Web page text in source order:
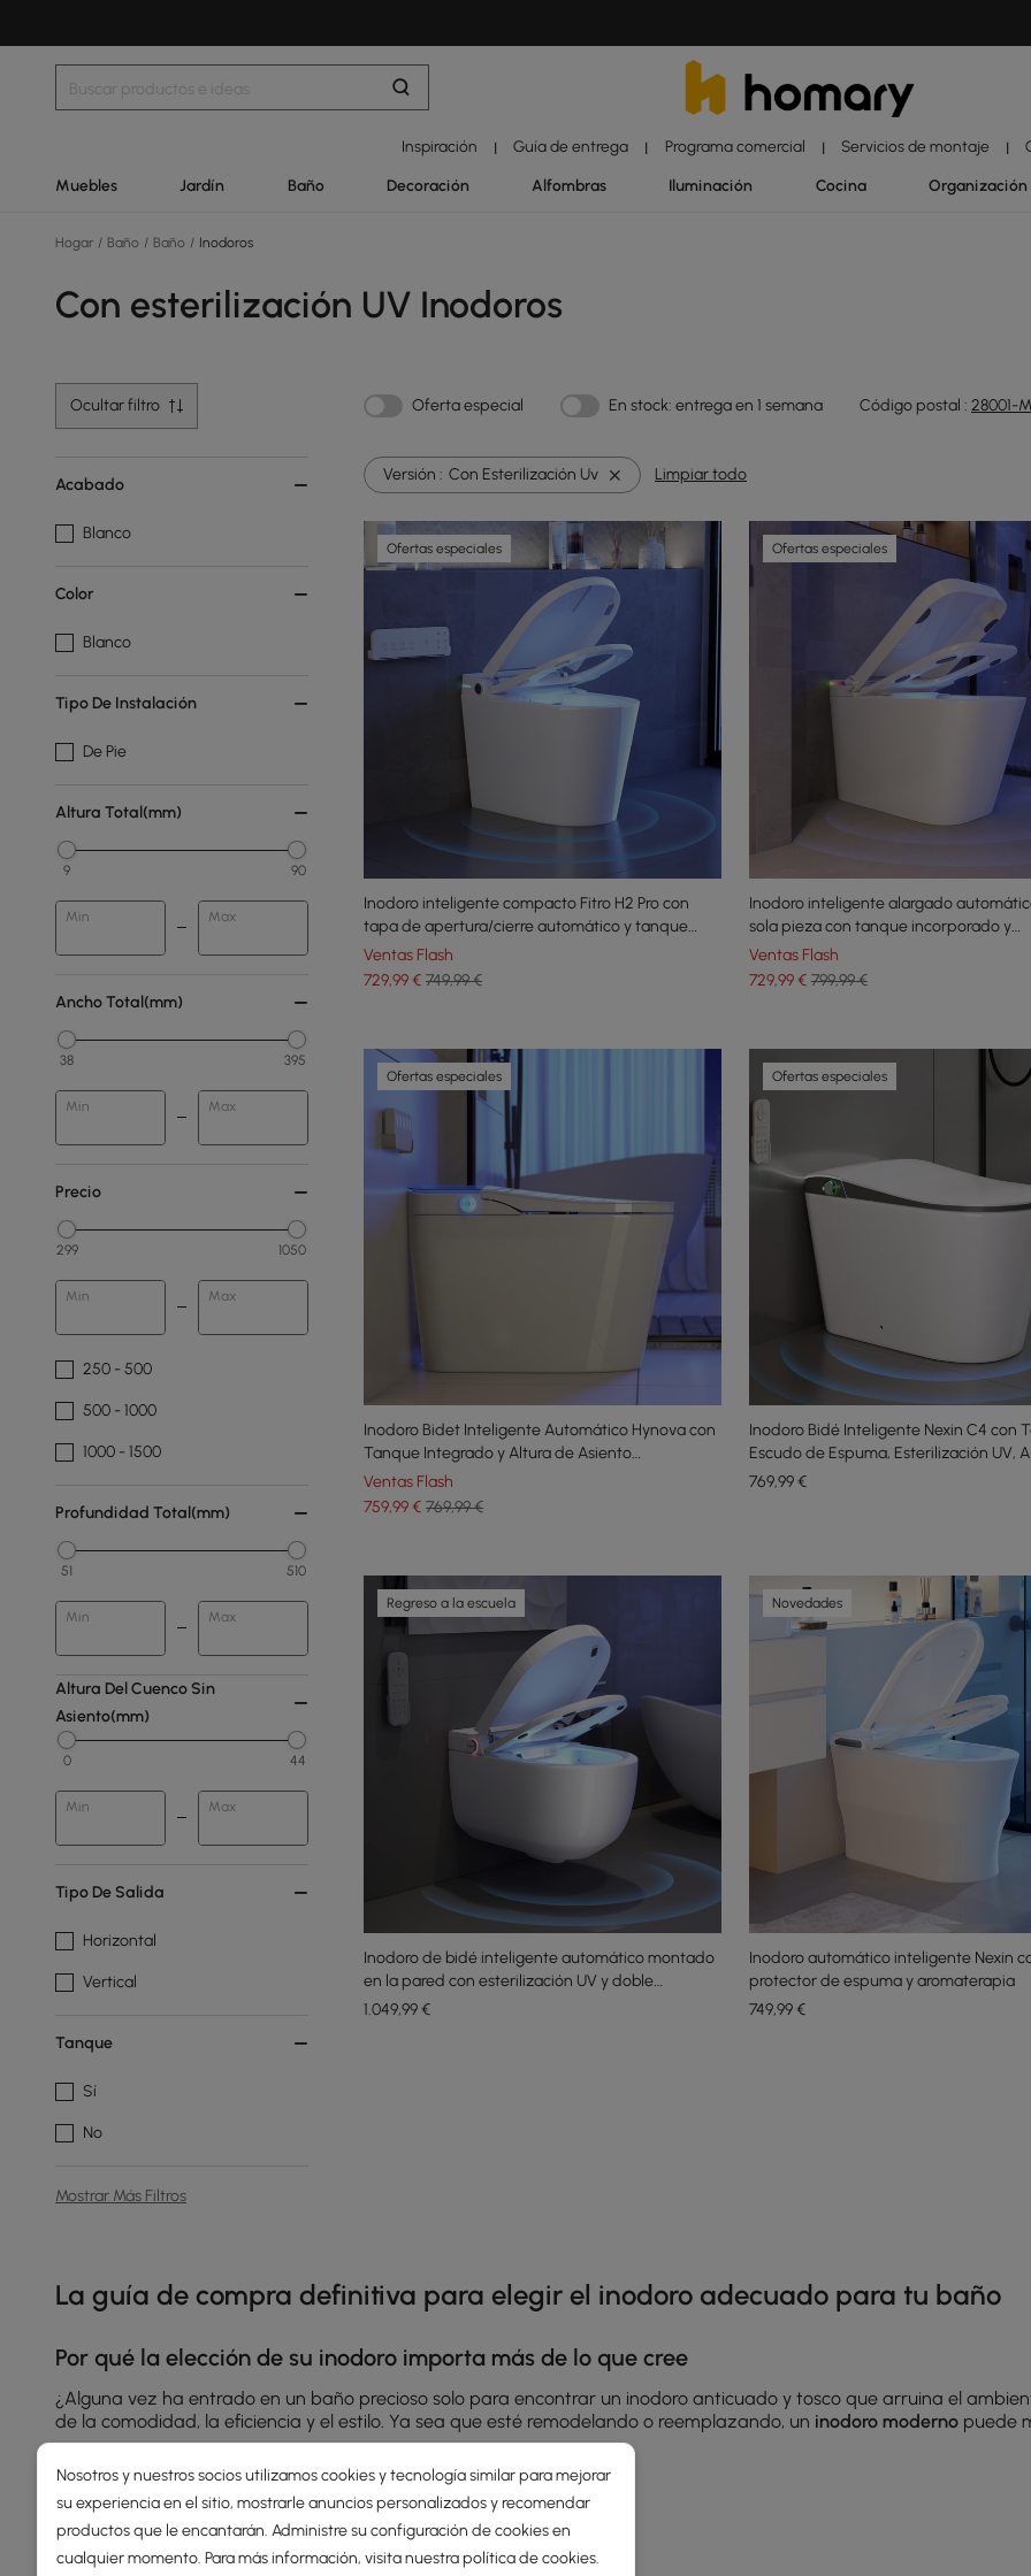
Inspiración | Guía de entrega | Programa comercial | Servicios de montaje |
Muebles Jardín Baño Decoración Alfombras Iluminación Cocina Organización
Hogar / Baño / Baño / Inodoros
Con esterilización UV Inodoros
Ocultar filtro Oferta especial En stock: entrega en 1 semana Código postal : 28001-
Acabado
Blanco
Color
Blanco
Tipo De Instalación
De Pie
Altura Total(mm)
9 90
Min Max
Ancho Total(mm)
38 395
Min Max
Precio
299 1050
Min Max
250 - 500
500 - 1000
1000 - 1500
Profundidad Total(mm)
51 510
Min Max
Altura Del Cuenco Sin
Asiento(mm)
0 44
Min Max
Tipo De Salida
Horizontal
Vertical
Tanque
Sí
No
Mostrar Más Filtros
Versión : Con Esterilización Uv Limpiar todo
Ofertas especiales
Inodoro inteligente compacto Fitro H2 Pro con
tapa de apertura/cierre automático y tanque
incorporado
Ventas Flash
729,99€ 749,99 €
Ofertas especiales
Inodoro inteligente alargado
sola pieza con tanque incorporado y
aromaterapia
Ventas Flash
729,99€ 799,99 €
Ofertas especiales
Inodoro Bidet Inteligente Automático Hynova con
Tanque Integrado y Altura de Asiento
Confortable
Ventas Flash
759,99€ 769,99 €
Ofertas especiales
Inodoro Bidé Inteligente Nexin C4 con
Escudo de Espuma, Esterilización UV,
Silla, 48L/descarga
769,99€
Regreso a la escuela
Inodoro de bidé inteligente automático montado
en la pared con esterilización UV y doble
descarga
1.049,99€
Novedades
Inodoro automático inteligente Nexin
protector de espuma y aromaterapia
749,99€
Products in the current category have been updated to show the latest 8 items
La guía de compra definitiva para elegir el inodoro adecuado para tu baño
Por qué la elección de su inodoro importa más de lo que cree
¿Alguna vez ha entrado en un baño precioso solo para encontrar un inodoro anticuado y tosco que arruina el
de la comodidad, la eficiencia y el estilo. Ya sea que esté remodelando o reemplazando, un inodoro moderno puede
1、Tipos de inodoros que mejoran su baño
Inodoro con bidé
Ver más
Nosotros y nuestros socios utilizamos cookies y tecnología similar para mejorar
su experiencia en el sitio, mostrarle anuncios personalizados y recomendar
productos que le encantarán. Administre su configuración de cookies en
cualquier momento. Para más información, visita nuestrapolítica de cookies.